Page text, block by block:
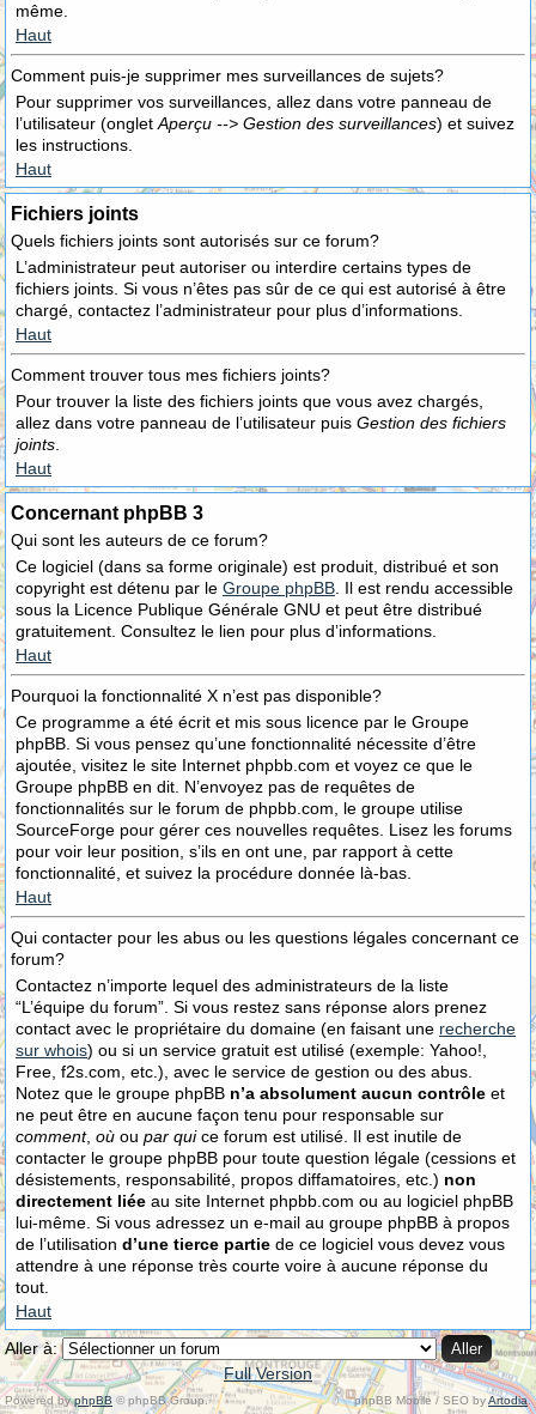
même.
Haut
Comment puis-je supprimer mes surveillances de sujets?
Pour supprimer vos surveillances, allez dans votre panneau de
l’utilisateur (onglet Aperçu --> Gestion des surveillances) et suivez
les instructions.
Haut
Fichiers joints
Quels fichiers joints sont autorisés sur ce forum?
L’administrateur peut autoriser ou interdire certains types de
fichiers joints. Si vous n’êtes pas sûr de ce qui est autorisé à être
chargé, contactez l’administrateur pour plus d’informations.
Haut
Comment trouver tous mes fichiers joints?
Pour trouver la liste des fichiers joints que vous avez chargés,
allez dans votre panneau de l’utilisateur puis Gestion des fichiers
joints
Haut
Concernant phpBB 3
Qui sont les auteurs de ce forum?
Ce logiciel (dans sa forme originale) est produit, distribué et son
copyright est détenu par le Groupe phpBB . Il est rendu accessible
sous la Licence Publique Générale GNU et peut être distribué
gratuitement. Consultez le lien pour plus d’informations.
Haut
Pourquoi la fonctionnalité X n’est pas disponible?
Ce programme a été écrit et mis sous licence par le Groupe
phpBB. Si vous pensez qu’une fonctionnalité nécessite d’être
ajoutée, visitez le site Internet phpbb.com et voyez ce que le
Groupe phpBB en dit. N’envoyez pas de requêtes de
fonctionnalités sur le forum de phpbb.com, le groupe utilise
SourceForge pour gérer ces nouvelles requêtes. Lisez les forums
pour voir leur position, s’ils en ont une, par rapport à cette
fonctionnalité, et suivez la procédure donnée là-bas.
Haut
Qui contacter pour les abus ou les questions légales concernant ce
forum?
Contactez n’importe lequel des administrateurs de la liste
“L’équipe du forum”. Si vous restez sans réponse alors prenez
contact avec le propriétaire du domaine (en faisant une recherche
sur whois) ou si un service gratuit est utilisé (exemple: Yahoo!,
Free, f2s.com, etc.), avec le service de gestion ou des abus.
Notez que le groupe phpBB n’a absolument aucun contrôle et
ne peut être en aucune façon tenu pour responsable sur
comment, où ou par quice forum est utilisé. Il est inutile de
contacter le groupe phpBB pour toute question légale (cessions et
désistements, responsabilité, propos diffamatoires, etc.) non
directement liée au site Internet phpbb.com ou au logiciel phpBB
lui-même. Si vous adressez un e-mail au groupe phpBB à propos
de l’utilisation d’une tierce partie de ce logiciel vous devez vous
attendre à une réponse très courte voire à aucune réponse du
tout.
Haut
Aller à:
Full Version
Powered byphpBB © phpBB Group. phpBB Mobile / SEO byArtodia.